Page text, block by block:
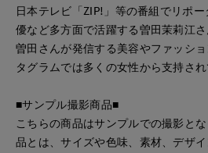
日本テレビ「ZIP!」等の番組でリポ
優など多方面で活躍する曽田茉莉江
曽田さんが発信する美容やファッシ
タグラムでは多くの女性から支持され
■サンプル撮影商品■
こちらの商品はサンプルでの撮影と
品とは、サイズや色味、素材、デザ